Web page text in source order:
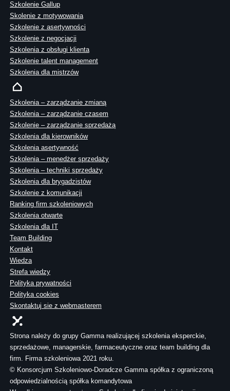
Szkolenie Gallup
Skolenie z motywowania
Szkolenie z asertywności
Szkolenie z negocjacji
Szkolenia z obsługi klienta
Szkolenie talent management
Szkolenia dla mistrzów
Szkolenia – zarządzanie zmianą
Szkolenia – zarządzanie czasem
Szkolenie – zarządzanie sprzedażą
Szkolenia dla kierowników
Szkolenia asertywność
Szkolenia – menedżer sprzedaży
Szkolenia – techniki sprzedaży
Szkolenia dla brygadzistów
Szkolenie z komunikacji
Ranking firm szkoleniowych
Szkolenia otwarte
Szkolenia dla IT
Team Building
Kontakt
Wiedza
Strefa wiedzy
Polityka prywatności
Polityka cookies
Skontaktuj sie z webmasterem
Strona należy do grupy Gamma realizującej szkolenia eksperckie,
sprzedażowe, managerskie, farmaceutyczne oraz team building dla
firm. Firma szkoleniowa 2021 roku.
© Konsorcjum Szkoleniowo-Doradcze Gamma spółka z ograniczoną
odpowiedzialnością spółka komandytowa